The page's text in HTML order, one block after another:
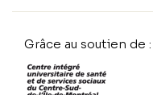
Grâce au soutien de :